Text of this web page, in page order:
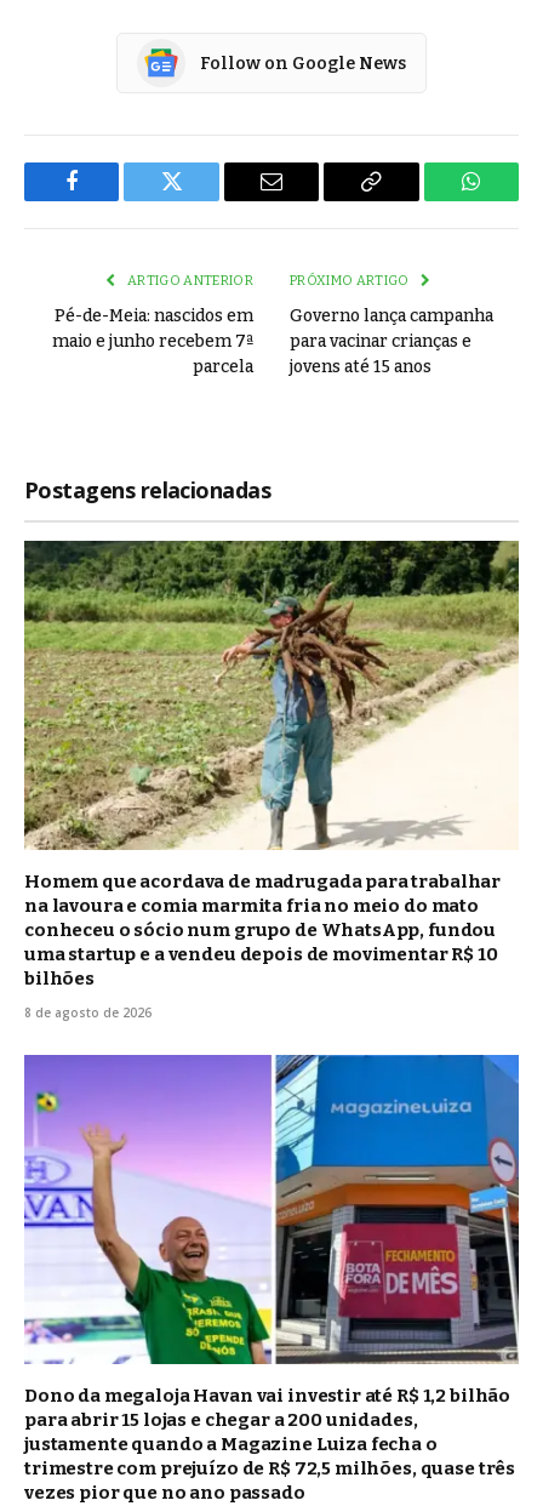
Follow on Google News
Facebook Twitter Email
Copy
ARTIGO ANTERIOR
Pé-de-Meia: nascidos em
maio e junho recebem 7ª
parcela
PRÓXIMO ARTIGO
Governo lança campanha
para vacinar crianças e
jovens até 15 anos
Postagens relacionadas
Homem que acordava de madrugada para trabalhar
na lavoura e comia marmita fria no meio do mato
conheceu o sócio num grupo de WhatsApp, fundou
uma startup e a vendeu depois de movimentar R$ 10
bilhões
8 de agosto de 2026
Dono da megaloja Havan vai investir até R$ 1,2 bilhão
para abrir 15 lojas e chegar a 200 unidades,
justamente quando a Magazine Luiza fecha o
trimestre com prejuízo de R$ 72,5 milhões, quase três
vezes pior que no ano passado